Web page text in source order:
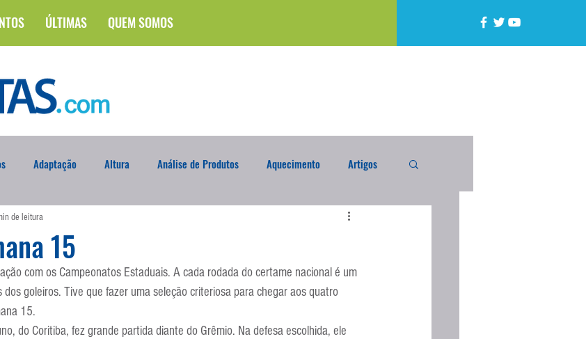
ÚLTIMAS QUEM SOMOS
Adaptação Altura Análise de Produtos Aquecimento Artigos
Compra Exterior
Defesa da Semana Deslocamento DVD Encaixada Enquete
Escola Americana Escola Argentina Escola Espanhola
15
de leitura
com os Campeonatos Estaduais. A cada rodada do certame nacional é um
goleiros. Tive que fazer uma seleção criteriosa para chegar aos quatro
15.
do Coritiba, fez grande partida diante do Grêmio. Na defesa escolhida, ele